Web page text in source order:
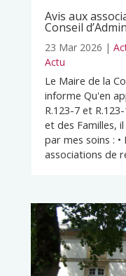
Avis aux
Conseil
23 Mar 2026 |
Actu
Le Maire de la
informe Qu'en
R.123-7 et
et des Familles,
par mes soins :
associations de